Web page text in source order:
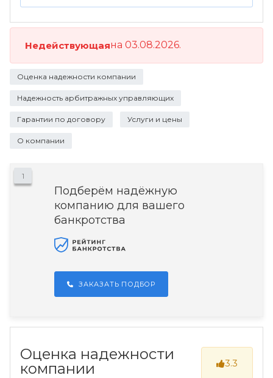
Недействующаяна 03.08.2026.
Оценка надежности компании
Надежность арбитражных управляющих
Гарантии по договору Услуги и цены
О компании
1
Подберём надёжную
компанию для вашего
банкротства
ЗАКАЗАТЬ ПОДБОР
Оценка надежности
компании
3.3